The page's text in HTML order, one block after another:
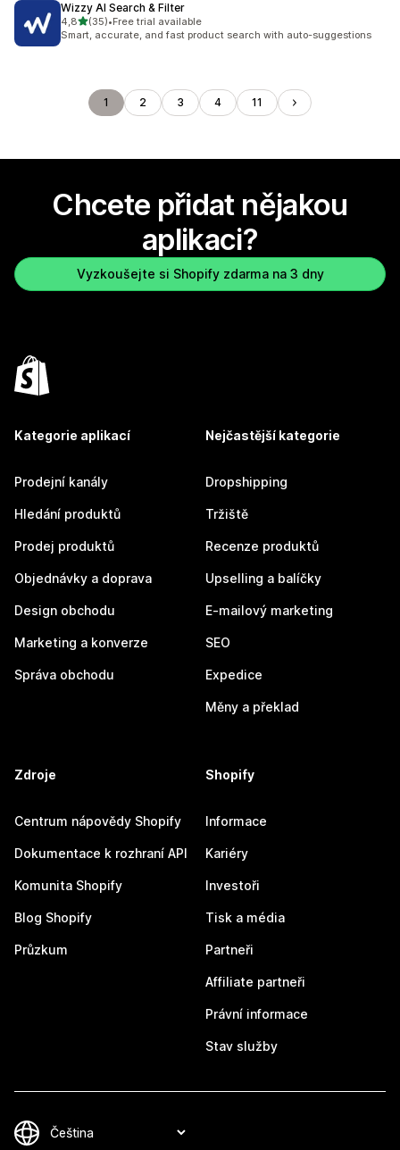
Wizzy AI Search & Filter
4,8z 5 hvězd
(35)
Celkový počet recenzí: 35
•Free trial available
Smart, accurate, and fast product search with auto-suggestions
1 2 3 4 11
Chcete přidat nějakou
aplikaci?
Vyzkoušejte si Shopify zdarma na 3 dny
Kategorie aplikací
Prodejní kanály
Hledání produktů
Prodej produktů
Objednávky a doprava
Design obchodu
Marketing a konverze
Správa obchodu
Nejčastější kategorie
Dropshipping
Tržiště
Recenze produktů
Upselling a balíčky
E-mailový marketing
SEO
Expedice
Měny a překlad
Zdroje
Centrum nápovědy Shopify
Dokumentace k rozhraní API
Komunita Shopify
Blog Shopify
Průzkum
Shopify
Informace
Kariéry
Investoři
Tisk a média
Partneři
Affiliate partneři
Právní informace
Stav služby